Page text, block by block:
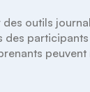
outils
des